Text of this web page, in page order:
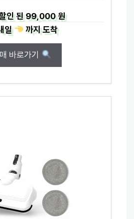
인 된99,000 원
일
까지도착
바로가기